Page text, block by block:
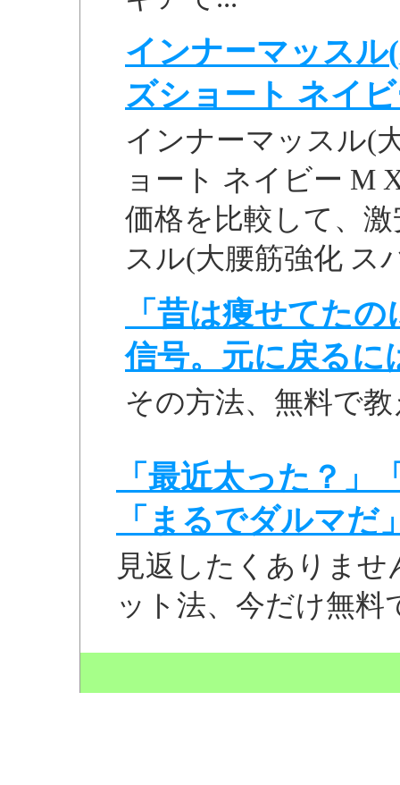
インナーマッス
ズショート ネイ
インナーマッスル(
ョート ネイビー M
価格を比較して、
スル(大腰筋強化 ス
「昔は痩せてた
信号。元に戻るに
その方法、無料で
「最近太った？
「まるでダルマだ
見返したくありま
ット法、今だけ無料